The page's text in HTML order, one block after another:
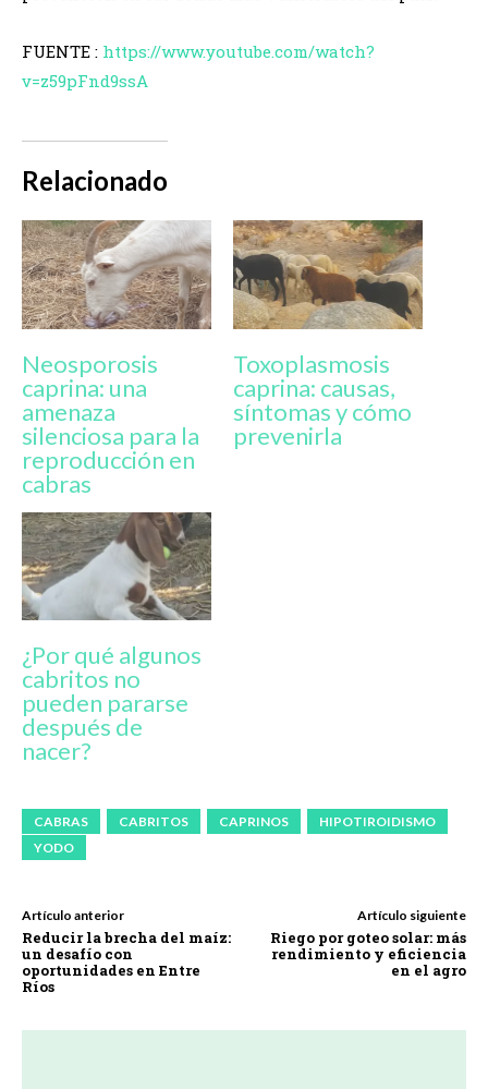
FUENTE : https://www.youtube.com/watch?
v=z59pFnd9ssA
Relacionado
Neosporosis
caprina: una
amenaza
silenciosa para la
reproducción en
cabras
Toxoplasmosis
caprina: causas,
síntomas y cómo
prevenirla
¿Por qué algunos
cabritos no
pueden pararse
después de
nacer?
CABRAS CABRITOS CAPRINOS
HIPOTIROIDISMO
YODO
Artículo anterior
Reducir la brecha del maíz:
un desafío con
oportunidades en Entre
Ríos
Artículo siguiente
Riego por goteo solar: más
rendimiento y eficiencia
en el agro